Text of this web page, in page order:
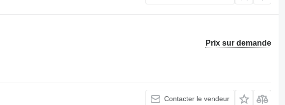
Prix sur demande
Contacter le vendeur